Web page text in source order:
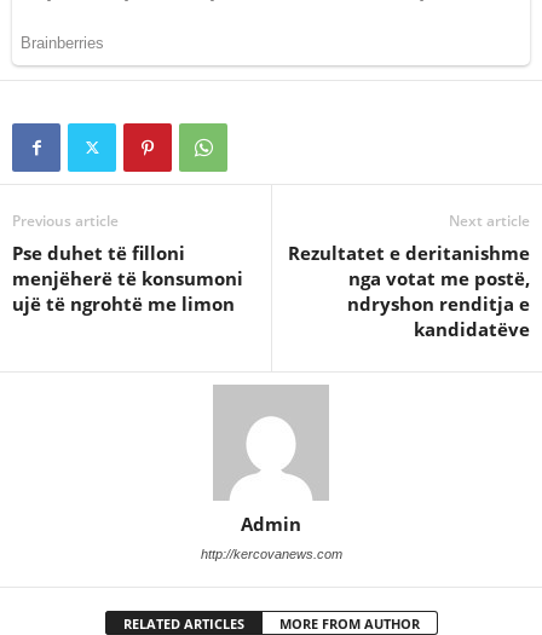
Previous article
Pse duhet të filloni
menjëherë të konsumoni
ujë të ngrohtë me limon
Next article
Rezultatet e deritanishme
nga votat me postë,
ndryshon renditja e
kandidatëve
Admin
http://kercovanews.com
RELATED ARTICLES MORE FROM AUTHOR